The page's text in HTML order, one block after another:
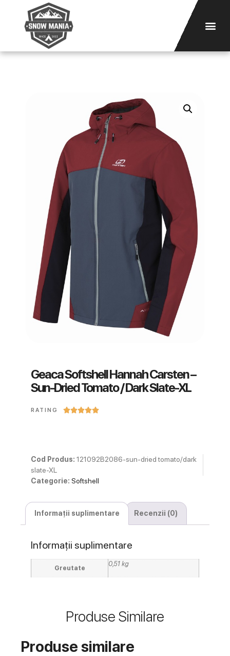
Geaca Softshell Hannah Carsten –
Sun-Dried Tomato / Dark Slate-XL
RATING 
Cod Produs: 121092B2086-sun-dried tomato/dark
slate-XL
Categorie: Softshell
Informații suplimentare Recenzii (0)
Informații suplimentare
Greutate
0,51 kg
Produse Similare
Produse similare